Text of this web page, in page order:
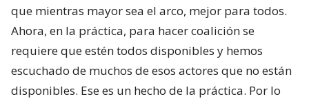
que mientras mayor sea el arco, mejor para todos.
Ahora, en la práctica, para hacer coalición se
requiere que estén todos disponibles y hemos
escuchado de muchos de esos actores que no están
disponibles. Ese es un hecho de la práctica. Por lo